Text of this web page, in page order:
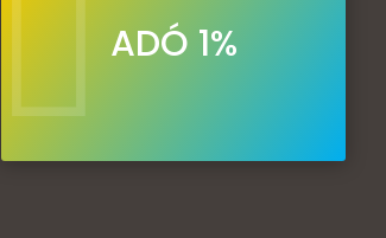
 ADÓ 1%